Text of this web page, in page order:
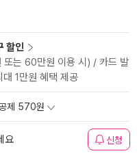
할인
또는 60만원 이용 시) / 카드 발
1만원 혜택 제공
제 570원
요 신청